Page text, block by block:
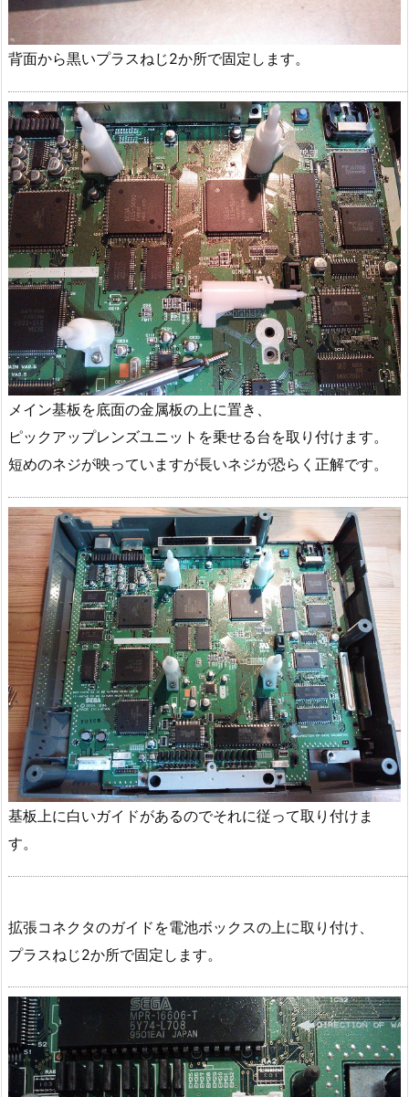
背面から黒いプラスねじ2か所で固定します。
メイン基板を底面の金属板の上に置き、
ピックアップレンズユニットを乗せる台を取り付けます。
短めのネジが映っていますが長いネジが恐らく正解です。
基板上に白いガイドがあるのでそれに従って取り付けま
す。
拡張コネクタのガイドを電池ボックスの上に取り付け、
プラスねじ2か所で固定します。